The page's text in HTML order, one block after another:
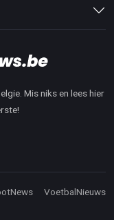
Mis niks en lees hier
VoetbalNieuws